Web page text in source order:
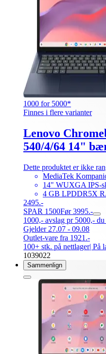
1000 for 5000*
Finnes i flere varianter
Lenovo
540/4/64 14"
Dette produktet er ikke
MediaTek
14" WUXGA IPS-
4 GB LPDDR5X
2495.-
SPAR 1500Før 3995.-
1000,- avslag pr 5000,-
Gjelder 27.07 - 09.08
Outlet-vare fra 1921.-
100+ stk. på nettlager| På
1039022
Sammenlign